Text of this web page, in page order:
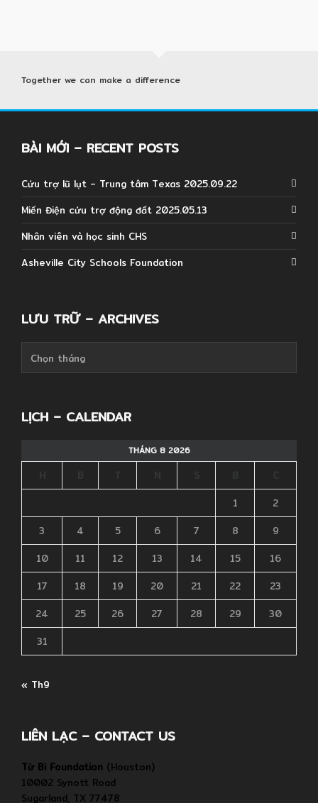
Together we can make a difference
BÀI MỚI – RECENT POSTS
Cứu trợ lũ lụt – Trung tâm Texas 2025.09.22
Miến Điện cứu trợ động đất 2025.05.13
Nhân viên và học sinh CHS
Asheville City Schools Foundation
LƯU TRỮ – ARCHIVES
trữ
LỊCH – CALENDAR
THÁNG 8 2026
1
2
3
4 5 6 7 8
9
10
11 12 13 14 15
16
17
18 19 20 21 22
23
24
25 26 27 28 29
30
31
« Th9
LIÊN LẠC – CONTACT US
Từ Bi Foundation (Houston)
10002 Synott Road
Sugarland, TX 77478